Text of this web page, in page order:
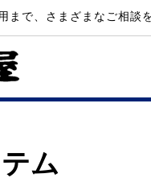
まで、さまざまなご相談
ム